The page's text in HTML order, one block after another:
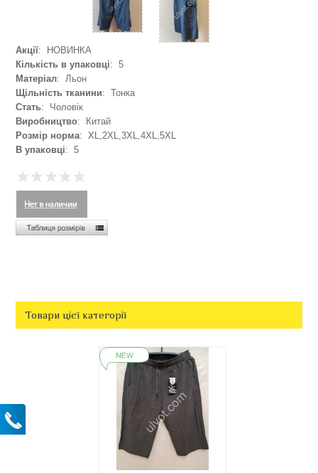
Акції: НОВИНКА
Кількість в упаковці: 5
Матеріал: Льон
Щільність тканини: Тонка
Стать: Чоловік
Виробництво: Китай
Розмір норма: XL,2XL,3XL,4XL,5XL
В упаковці: 5
Товари цієї категорії